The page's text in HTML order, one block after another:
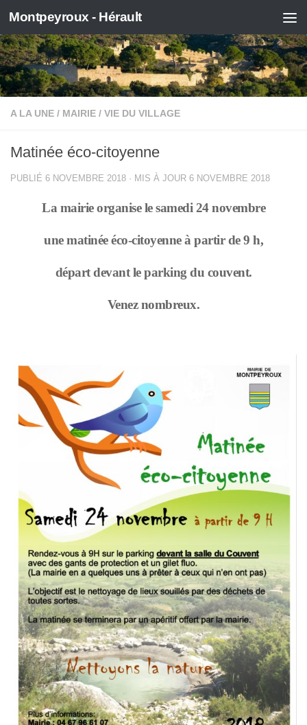
Skip to content
Montpeyroux - Hérault
A LA UNE / MAIRIE / VIE DU VILLAGE
Matinée éco-citoyenne
PUBLIÉ 6 NOVEMBRE 2018 · MIS À JOUR 6 NOVEMBRE 2018
La mairie organise le samedi 24 novembre
une matinée éco-citoyenne à partir de 9 h,
départ devant le parking du couvent.
Venez nombreux.